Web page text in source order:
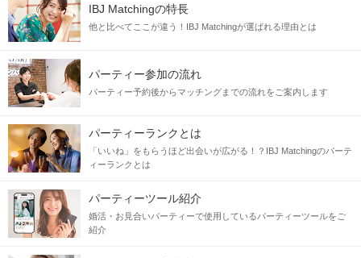
IBJ Matchingの特長
他と比べてここが違う！IBJ Matchingが選ばれる理由とは
パーティー参加の流れ
パーティー予約後からマッチングまでの流れをご案内します
パーティーランクとは
「いいね」をもらうほど出会いが広がる！？IBJ Matchingのパーテ
ィーランクとは
パーティーツール紹介
婚活・お見合いパーティーで使用しているパーティーツールをご
紹介